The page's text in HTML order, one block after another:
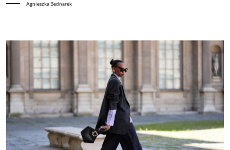
Agnieszka Bednarek